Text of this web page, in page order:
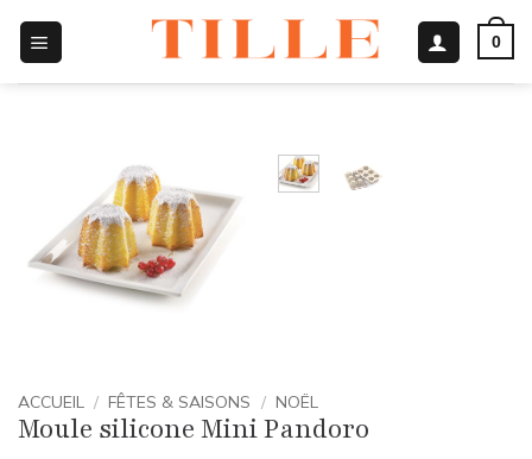
contenu
0
ACCUEIL / FÊTES & SAISONS / NOËL
Moule silicone Mini Pandoro